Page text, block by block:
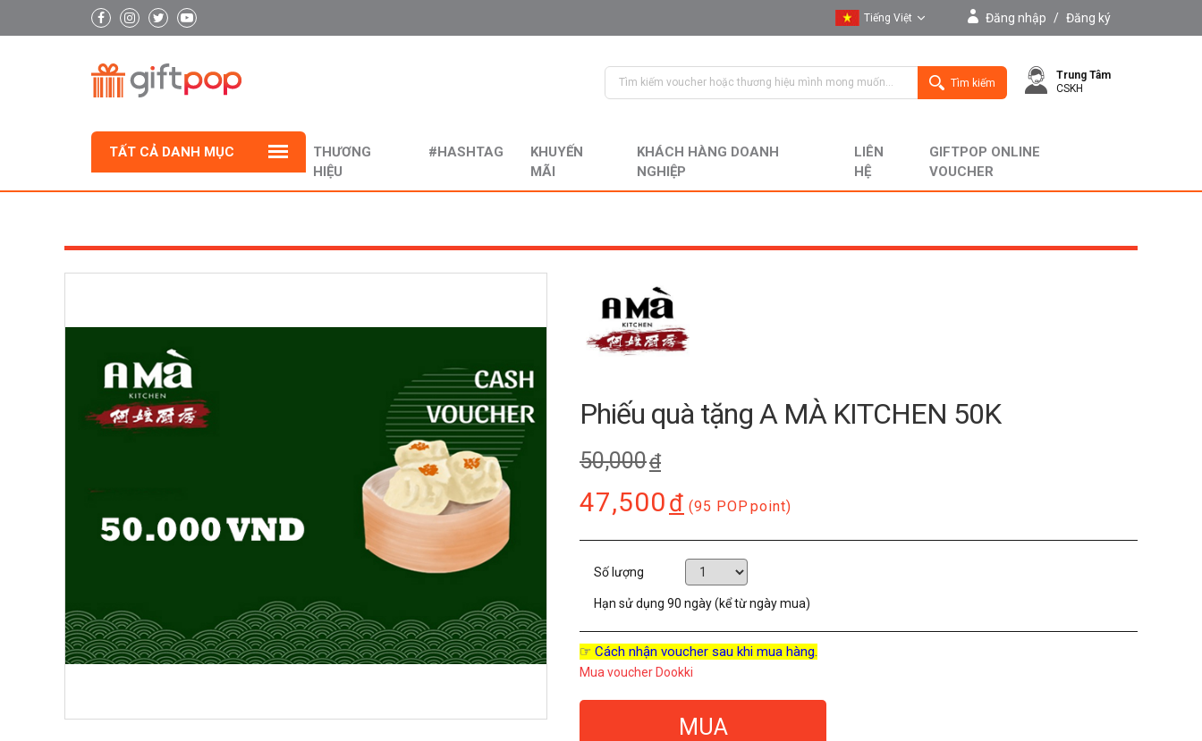
Tiếng Việt
English
Đăng nhập / Đăng ký
Tìm kiếm
Trung Tâm
CSKH
TẤT CẢ DANH MỤC
THƯƠNG
HIỆU
#HASHTAG
KHUYẾN
MÃI
KHÁCH HÀNG DOANH
NGHIỆP
LIÊN
HỆ
GIFTPOP ONLINE
VOUCHER
Phiếu quà tặng A MÀ KITCHEN 50K
50,000đ
47,500đ (95 POP point)
Số lượng
Hạn sử dụng 90 ngày (kể từ ngày mua)
☞ Cách nhận voucher sau khi mua hàng.
Mua voucher Dookki
MUA